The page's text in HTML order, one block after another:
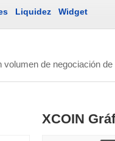
Liquidez Widget
volumen de negociación
XCOIN